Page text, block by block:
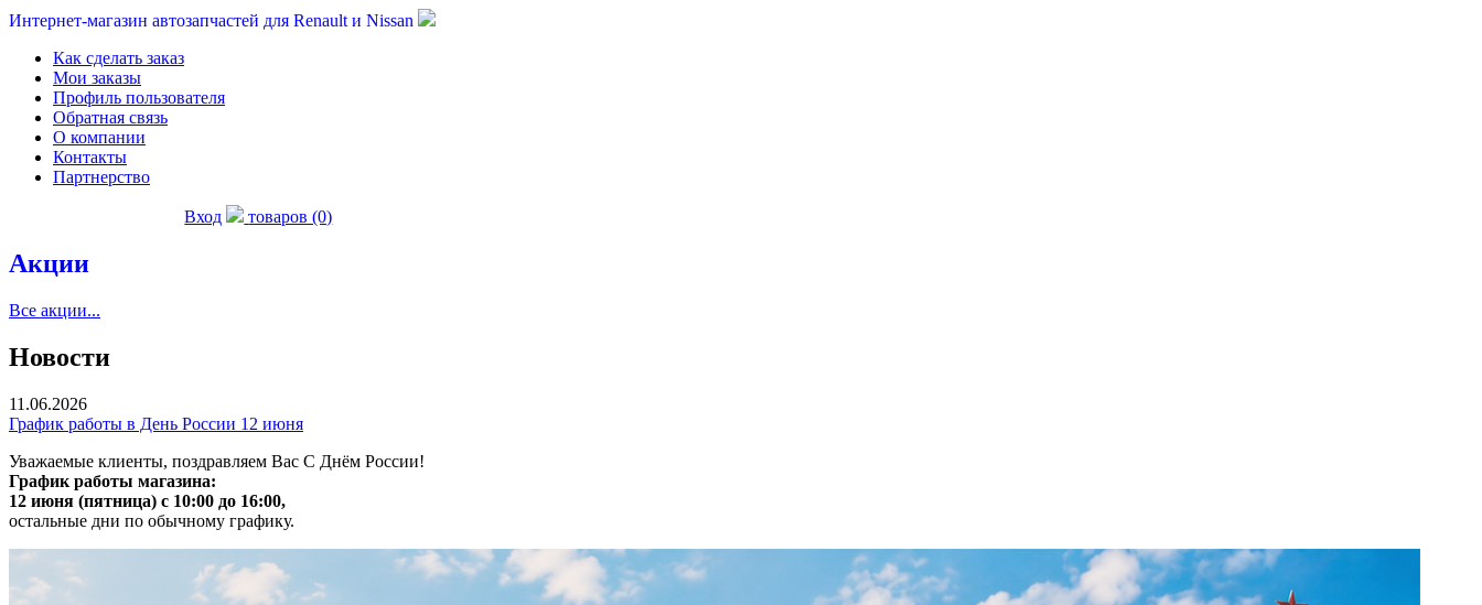
Интернет-магазин автозапчастей для Renault и Nissan
Как сделать заказ
Мои заказы
Профиль пользователя
Обратная связь
О компании
Контакты
Партнерство
Вход товаров (0)
Акции
Все акции...
Новости
11.06.2026
График работы в День России 12 июня
Уважаемые клиенты, поздравляем Вас С Днём России!
График работы магазина:
12 июня (пятница) с 10:00 до 16:00,
остальные дни по обычному графику.